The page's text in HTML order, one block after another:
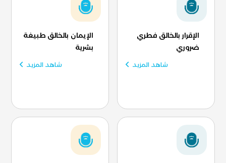
الإقرار بالخالق فطري
ضروري
شاهد المزيد
الإيمان بالخالق طبيغة
بشرية
شاهد المزيد